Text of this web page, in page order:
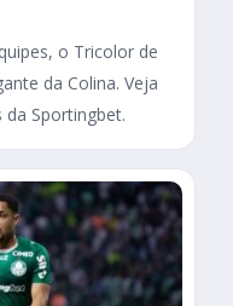
o Tricolor de
da Colina. Veja
Sportingbet.